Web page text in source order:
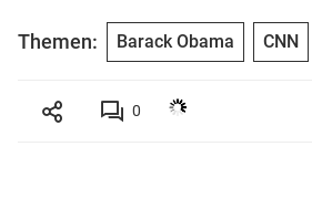
Themen: Barack Obama CNN
0